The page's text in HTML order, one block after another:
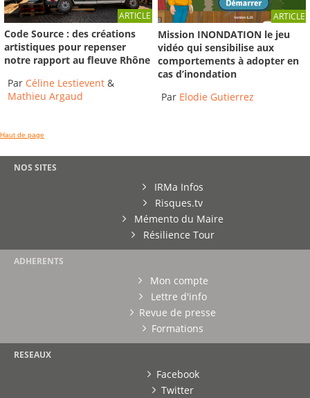
ARTICLE
Code Source : des créations
artistiques pour repenser
notre rapport au fleuve Rhône
Par Céline Lestievent &
Mathieu Argaud
ARTICLE
Mission INONDATION le jeu
vidéo qui sensibilise aux
comportements à adopter en
cas d’inondation
Par Elodie Gutierrez
Haut de page
NOS SITES
IRMa Infos
Risques.tv
Mémento du Maire
Résilience Tour
ADHERENTS
Mon compte
Lettre d'info
Revue de presse
Formations
RESEAUX
Facebook
Twitter